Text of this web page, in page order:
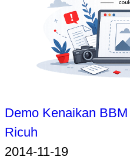
Demo Kenaikan
Ricuh
2014-11-19